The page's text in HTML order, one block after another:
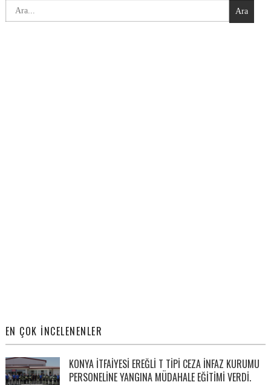
Ara
EN ÇOK İNCELENENLER
KONYA İTFAİYESİ EREĞLİ T TİPİ CEZA İNFAZ KURUMU
PERSONELİNE YANGINA MÜDAHALE EĞİTİMİ VERDİ.